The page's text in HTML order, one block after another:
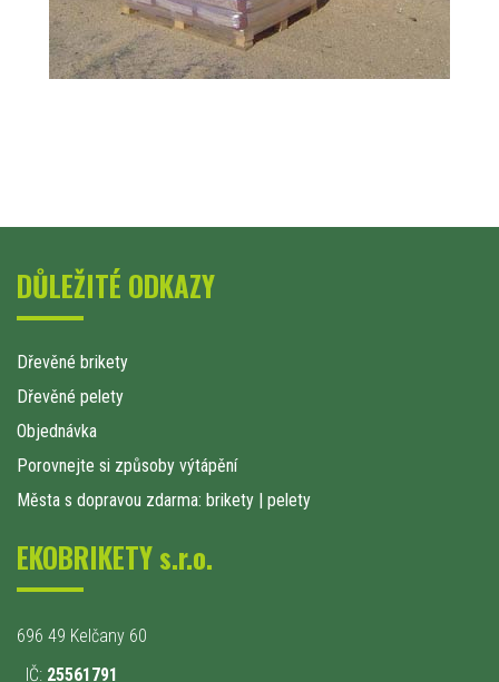
DŮLEŽITÉ ODKAZY
Dřevěné brikety
Dřevěné pelety
Objednávka
Porovnejte si způsoby výtápění
Města s dopravou zdarma: brikety | pelety
EKOBRIKETY s.r.o.
696 49 Kelčany 60
IČ: 25561791